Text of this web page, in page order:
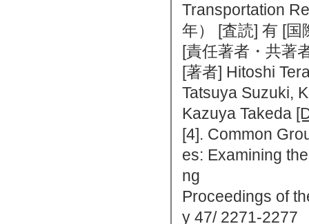
Transportation
年） [査読] 有 [
[責任著者・共著
[著者] Hitoshi
Tatsuya Suzuki,
Kazuya Takeda
[4]. Common
es: Examining
ng
Proceedings of
y 47/ 2271-2277